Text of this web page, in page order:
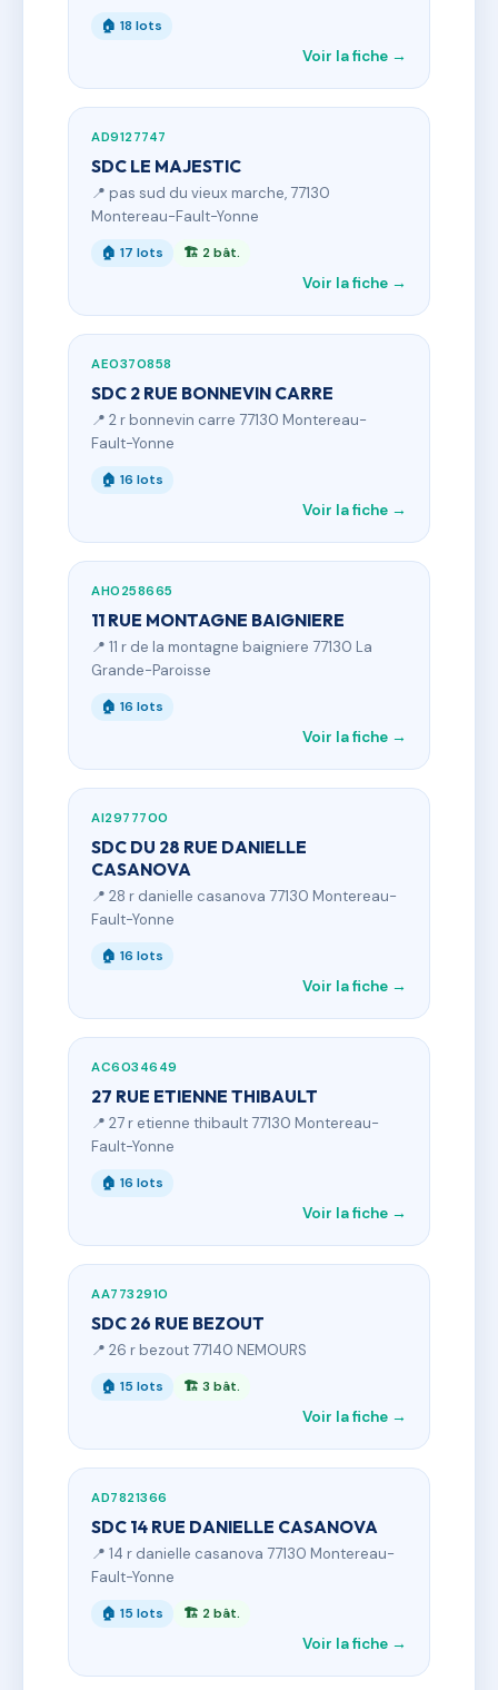
🏠 18 lots
Voir la fiche →
AD9127747
SDC LE MAJESTIC
📍 pas sud du vieux marche, 77130
Montereau-Fault-Yonne
🏠 17 lots 🏗 2 bât.
Voir la fiche →
AE0370858
SDC 2 RUE BONNEVIN CARRE
📍 2 r bonnevin carre 77130 Montereau-
Fault-Yonne
🏠 16 lots
Voir la fiche →
AH0258665
11 RUE MONTAGNE BAIGNIERE
📍 11 r de la montagne baigniere 77130 La
Grande-Paroisse
🏠 16 lots
Voir la fiche →
AI2977700
SDC DU 28 RUE DANIELLE
CASANOVA
📍 28 r danielle casanova 77130 Montereau-
Fault-Yonne
🏠 16 lots
Voir la fiche →
AC6034649
27 RUE ETIENNE THIBAULT
📍 27 r etienne thibault 77130 Montereau-
Fault-Yonne
🏠 16 lots
Voir la fiche →
AA7732910
SDC 26 RUE BEZOUT
📍 26 r bezout 77140 NEMOURS
🏠 15 lots 🏗 3 bât.
Voir la fiche →
AD7821366
SDC 14 RUE DANIELLE CASANOVA
📍 14 r danielle casanova 77130 Montereau-
Fault-Yonne
🏠 15 lots 🏗 2 bât.
Voir la fiche →